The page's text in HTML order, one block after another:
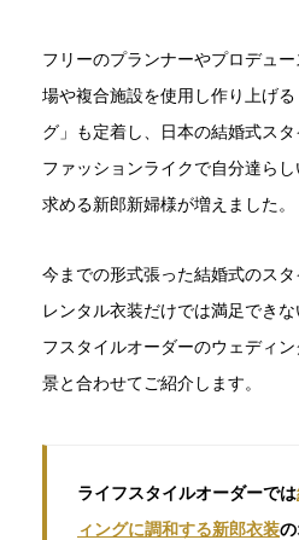
フリーのプランナーやプロデュ
場や複合施設を使用し作り上げ
グ」も定着し、日本の結婚式ス
ファッションライクで自分達ら
求める新郎新婦様が増えました。
今までの形式張った結婚式のス
レンタル衣装だけでは満足でき
フスタイルオーダーのウェディ
景と合わせてご紹介します。
ライフスタイルオーダーでは
ィングに調和する新郎衣装